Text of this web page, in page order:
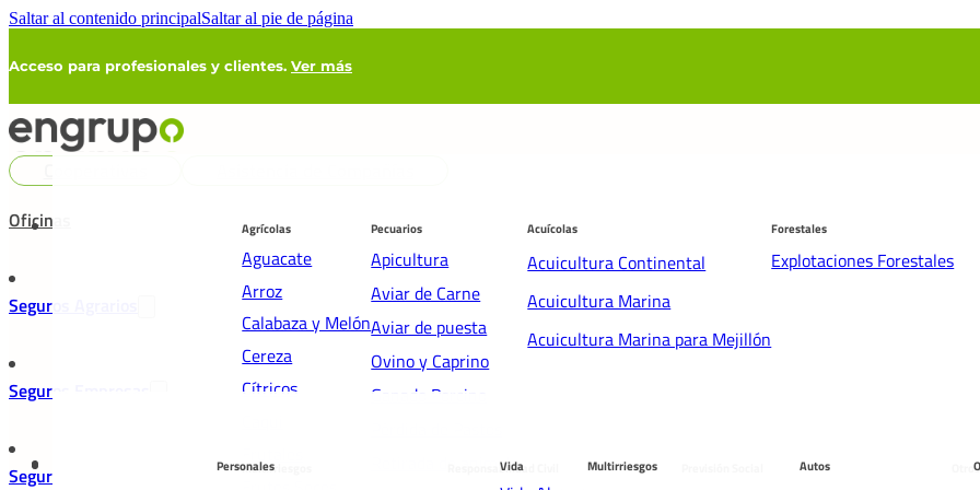
Saltar al contenido principalSaltar al pie de página
Acceso para profesionales y clientes. Ver más
Oficinas
Seguros Agrarios
Agrícolas
Aguacate
Arroz
Calabaza y Melón
Cereza
Cítricos
Pecuarios
Apicultura
Aviar de Carne
Aviar de puesta
Ovino y Caprino
Ganado Porcino
Retirada de animales
Acuícolas
Acuicultura Continental
Acuicultura Marina
Acuicultura Marina para Mejillón
Forestales
Explotaciones Forestales
Seguros Empresas
Multirriesgos Responsabilidad Civil
Seguros Particulares Personales Vida Multirriesgos Autos